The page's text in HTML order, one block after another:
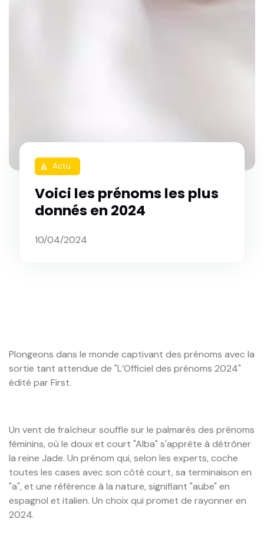
rocket Actu
Voici les prénoms les plus
donnés en 2024
10/04/2024
Plongeons dans le monde captivant des prénoms avec la
sortie tant attendue de "L’Officiel des prénoms 2024"
édité par First.
Un vent de fraîcheur souffle sur le palmarès des prénoms
féminins, où le doux et court "Alba" s'apprête à détrôner
la reine Jade. Un prénom qui, selon les experts, coche
toutes les cases avec son côté court, sa terminaison en
"a", et une référence à la nature, signifiant "aube" en
espagnol et italien. Un choix qui promet de rayonner en
2024.